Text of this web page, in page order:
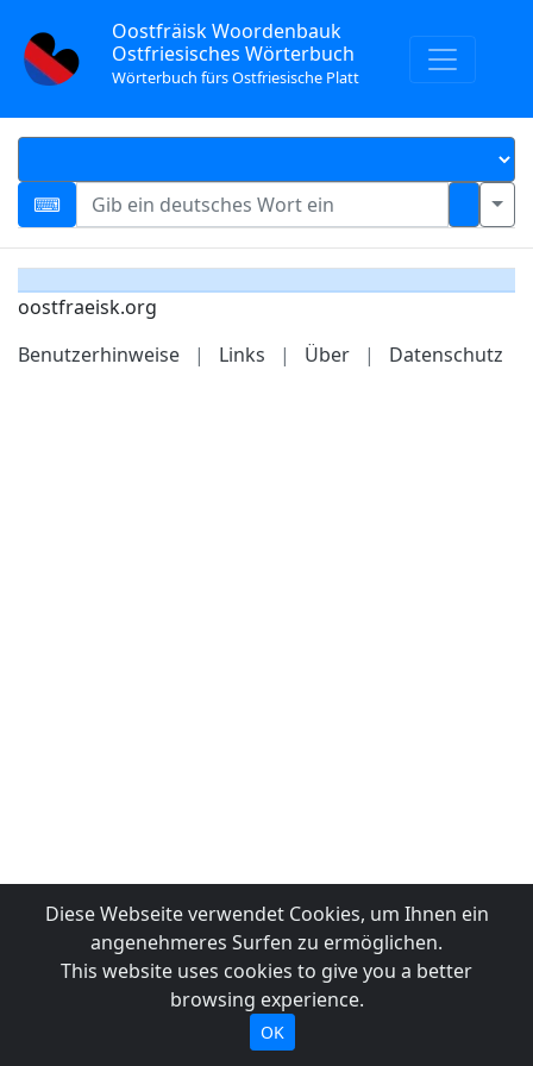
Oostfräisk Woordenbauk
Ostfriesisches Wörterbuch
Wörterbuch fürs Ostfriesische Platt
oostfraeisk.org
Benutzerhinweise
| Links | Über | Datenschutz
Diese Webseite verwendet Cookies, um Ihnen ein
angenehmeres Surfen zu ermöglichen.
This website uses cookies to give you a better
browsing experience.
OK